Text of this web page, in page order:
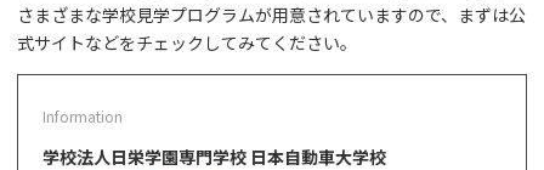
さまざまな学校見学プログラムが用意されていますので、まずは公
式サイトなどをチェックしてみてください。
学校法人日栄学園専門学校 日本自動車大学校